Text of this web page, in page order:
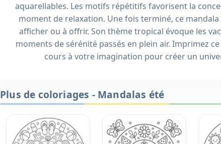
aquarellables. Les motifs répétitifs favorisent la
moment de relaxation. Une fois terminé, ce
afficher ou à offrir. Son thème tropical évoque les
moments de sérénité passés en plein air. Imprimez
cours à votre imagination pour créer un
Plus de coloriages - Mandalas été